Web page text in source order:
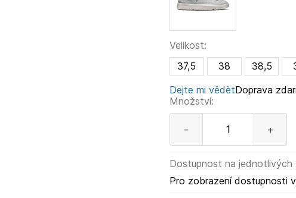
Velikost:
37,5
38 38,5
Dejte mi vědět
Množství:
- +
Dostupnost na jednotlivých
Pro zobrazení dostupnosti
Doprava